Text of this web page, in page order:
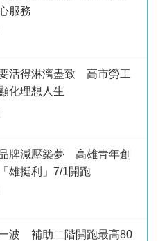
服務
活得淋漓盡致 高市勞工
化理想人生
牌減壓築夢 高雄青年創
雄挺利」7/1開跑
波 補助二階開跑最高80